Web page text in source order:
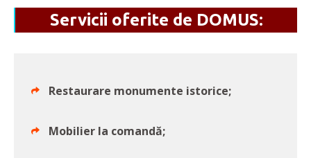
Servicii oferite de DOMUS:
Restaurare monumente istorice;
Mobilier la comandă;